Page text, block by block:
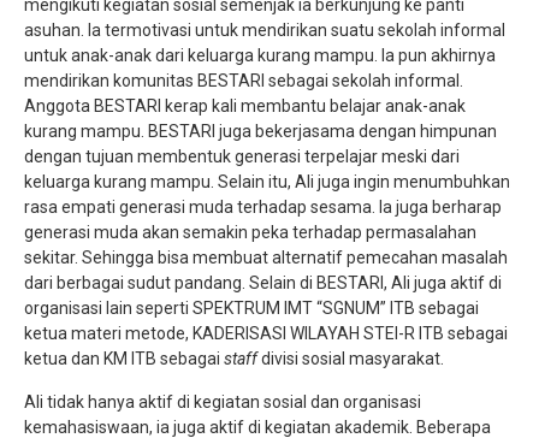
mengikuti kegiatan sosial semenjak ia berkunjung ke panti
asuhan. Ia termotivasi untuk mendirikan suatu sekolah informal
untuk anak-anak dari keluarga kurang mampu. Ia pun akhirnya
mendirikan komunitas BESTARI sebagai sekolah informal.
Anggota BESTARI kerap kali membantu belajar anak-anak
kurang mampu. BESTARI juga bekerjasama dengan himpunan
dengan tujuan membentuk generasi terpelajar meski dari
keluarga kurang mampu. Selain itu, Ali juga ingin menumbuhkan
rasa empati generasi muda terhadap sesama. Ia juga berharap
generasi muda akan semakin peka terhadap permasalahan
sekitar. Sehingga bisa membuat alternatif pemecahan masalah
dari berbagai sudut pandang. Selain di BESTARI, Ali juga aktif di
organisasi lain seperti SPEKTRUM IMT “SGNUM” ITB sebagai
ketua materi metode, KADERISASI WILAYAH STEI-R ITB sebagai
ketua dan KM ITB sebagai staffdivisi sosial masyarakat.
Ali tidak hanya aktif di kegiatan sosial dan organisasi
kemahasiswaan, ia juga aktif di kegiatan akademik. Beberapa